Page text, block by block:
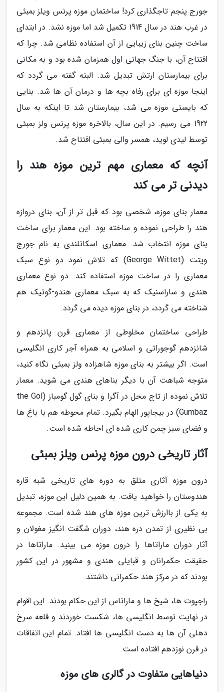
جورج پنجم تاجگذاری کرد! ساختمان موزه پرنس ویلز بمبئی
در غرب هند در سال 1914 تکمیل شد اما موزه نشد. در ابتدای
ساخت چنین بنای زیبایی از آن استفاده نظامی شد. چرا که
افتتاح آن، با جنگ جهانی اول همزمان شده بود و به مکانی
برای بیمارستان ارتش تبدیل شد. البته گفته می گردد که
اینجا موزه ای برای رفاه بچه ها و درمان آن ها شد. بنایی
که بایستی موزه می شد، بیمارستان شد تا اینکه به سال
1922 می رسیم. در این سال، بالاخره موزه پرنس ولز بمبئی
توسط لیدی لوید، همسر والی بمبئی افتتاح شد.
آنچه که معماری مهم ترین موزه هند را
دیدنی تر می کند
معمار بنای موزه، شخصی بود که قبل تر از آن، بنای دروازه
هند را طراحی نموده و ساخته بود. این معمار برای ساخت
بنای موزه انتخاب شد. معماری اسکاتلندی به نام جورج
ویتت (George Wittet) که تلاش نمود دو نوع سبک
معماری را در ساخت موزه استفاده کند. دو نوع معماری
هندی و ساراسنیک که به سبک معماری هندو-گوتیک هم
شناخته می گردد، در بنای موزه دیده می گردد.
طراحی ساختمان مخلوطی از معماری قرن پانزدهم و
شانزدهم گوجوراتی و اسلامی به همراه آجر کاری انگلیسی
است. اگر بیشتر به بنای موزه شاهزاده ولز بمبئی نگاه کنید،
متوجه شباهت آن با دیگر بناهای هندی می شوید. معمار
تلاش نموده از تاج محل در آگرا و بنای گول گومباز (the Gol
Gumbaz) در بیجاپور الهام بگیرد. تمام محوطه هم با باغ ها
و فضای سبز چمن کاری شده ای احاطه شده است.
آثار تاریخی درون موزه پرنس ویلز بمبئی
درون موزه آثاری متلق به دوره های تاریخی شبه قاره
هندوستان را خواهید یافت. به همین دلیل این موزه، تبدیل
به یکی از باارزش ترین موزه های هند شده است. مجموعه
بی نظیری از تمدن دره هند، دوران شگفت انگیز مغولان و
آثار دوران ماراتاها را درون موزه می بینید. ماراتاها در
حقیقت حکمرانان و قبایلی هندی و مشهور در این کشور
بودند که در مرکز هند حکمرانی داشتند.
راجپوت ها، شیخ ها و ماراتاس از این حکام بودند. این اقوام
در نهایت توسط انگلیسی ها، شکست خوردند و قلعه سرخ
دهلی آن ها به دست انگلیسی ها افتاد. تمام این اتفاقات
در قرن نوزدهم افتاده است.
دنیاهایی متفاوت در گالری های موزه